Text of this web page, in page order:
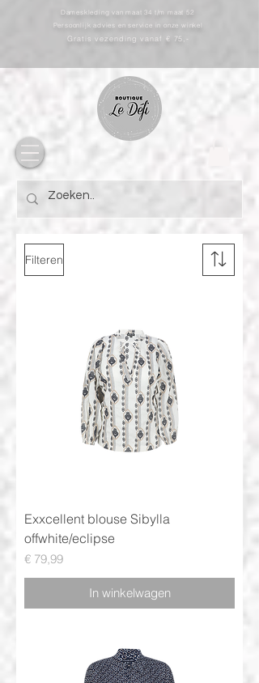
Dameskleding van maat 34 t/m maat 52
Persoonlijk advies en service in onze winkel
Gratis vezending vanaf € 75,-
Filteren
Exxcellent blouse Sibylla
offwhite/eclipse
Prijs
€ 79,99
In winkelwagen